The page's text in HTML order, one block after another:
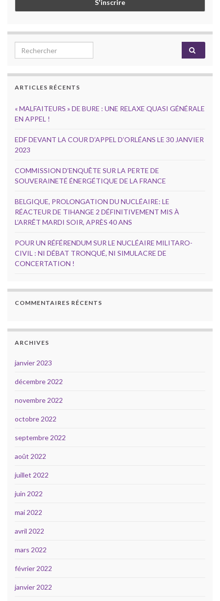
Search for:
ARTICLES RÉCENTS
« MALFAITEURS » DE BURE : UNE RELAXE QUASI GÉNÉRALE
EN APPEL !
EDF DEVANT LA COUR D’APPEL D’ORLÉANS LE 30 JANVIER
2023
COMMISSION D’ENQUÊTE SUR LA PERTE DE
SOUVERAINETÉ ÉNERGÉTIQUE DE LA FRANCE
BELGIQUE, PROLONGATION DU NUCLÉAIRE: LE
RÉACTEUR DE TIHANGE 2 DÉFINITIVEMENT MIS À
L’ARRÊT MARDI SOIR, APRÈS 40 ANS
POUR UN RÉFÉRENDUM SUR LE NUCLÉAIRE MILITARO-
CIVIL : NI DÉBAT TRONQUÉ, NI SIMULACRE DE
CONCERTATION !
COMMENTAIRES RÉCENTS
ARCHIVES
janvier 2023
décembre 2022
novembre 2022
octobre 2022
septembre 2022
août 2022
juillet 2022
juin 2022
mai 2022
avril 2022
mars 2022
février 2022
janvier 2022